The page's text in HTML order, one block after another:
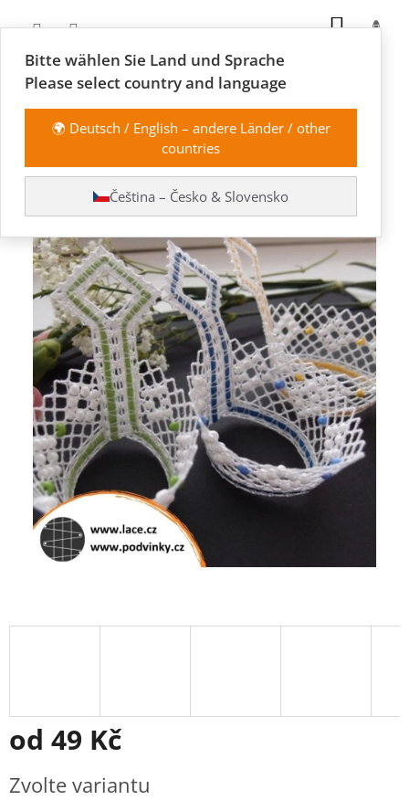
na
Košíčky na vajíčka
od 49 Kč
cena:
Zvolte variantu
Bitte wählen Sie Land und Sprache
Please select country and language
🌍 Deutsch / English – andere Länder / other
countries
Čeština – Česko & Slovensko